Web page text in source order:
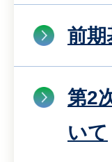
前期
第2
いて